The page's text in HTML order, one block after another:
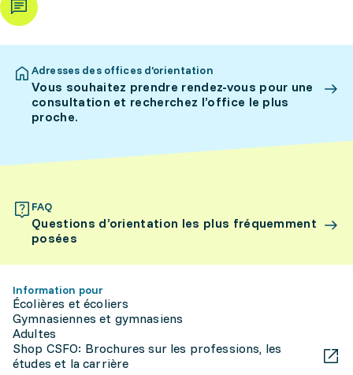
Adresses des offices d’orientation
Vous souhaitez prendre rendez-vous pour une
consultation et recherchez l’office le plus
proche.
FAQ
Questions d’orientation les plus fréquemment
posées
Information pour
Écolières et écoliers
Gymnasiennes et gymnasiens
Adultes
Shop CSFO: Brochures sur les professions, les
études et la carrière